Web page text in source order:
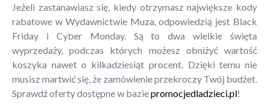
Jeżeli zastanawiasz się, kiedy otrzymasz największe kody
rabatowe w Wydawnictwie Muza, odpowiedzią jest Black
Friday i Cyber Monday. Są to dwa wielkie święta
wyprzedaży, podczas których możesz obniżyć wartość
koszyka nawet o kilkadziesiąt procent. Dzięki temu nie
musisz martwić się, że zamówienie przekroczy Twój budżet.
Sprawdź oferty dostępne w baziepromocjedladzieci.pl!